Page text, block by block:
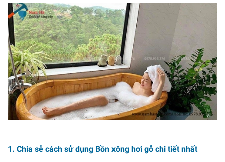
1. Chia sẻ cách sử dụng Bồn xông hơi gỗ chi tiết nhất